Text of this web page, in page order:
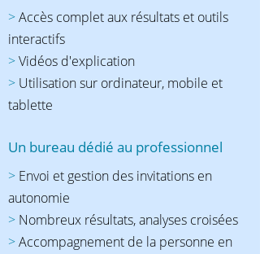
>Accès complet aux résultats et outils
interactifs
>Vidéos d'explication
> Utilisation sur ordinateur, mobile et
tablette
Un bureau dédié au professionnel
> Envoi et gestion des invitations en
autonomie
> Nombreux résultats, analyses croisées
>Accompagnement de la personne en